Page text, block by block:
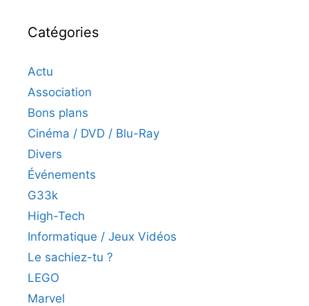
Catégories
Actu
Association
Bons plans
Cinéma / DVD / Blu-Ray
Divers
Événements
G33k
High-Tech
Informatique / Jeux Vidéos
Le sachiez-tu ?
LEGO
Marvel